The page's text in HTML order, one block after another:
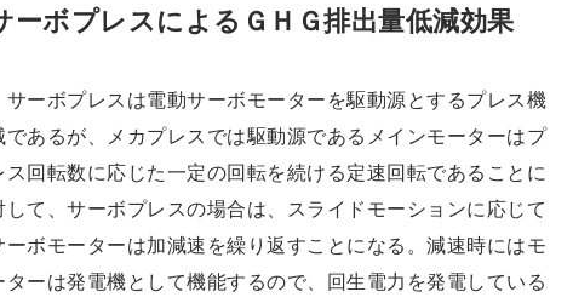
ーボプレスによるＧＨＧ排出量低減効果
サーボプレスは電動サーボモーターを駆動源とするプレス機
であるが、メカプレスでは駆動源であるメインモーターはプ
ス回転数に応じた一定の回転を続ける定速回転であることに
して、サーボプレスの場合は、スライドモーションに応じて
ーボモーターは加減速を繰り返すことになる。減速時にはモ
ターは発電機として機能するので、回生電力を発電している